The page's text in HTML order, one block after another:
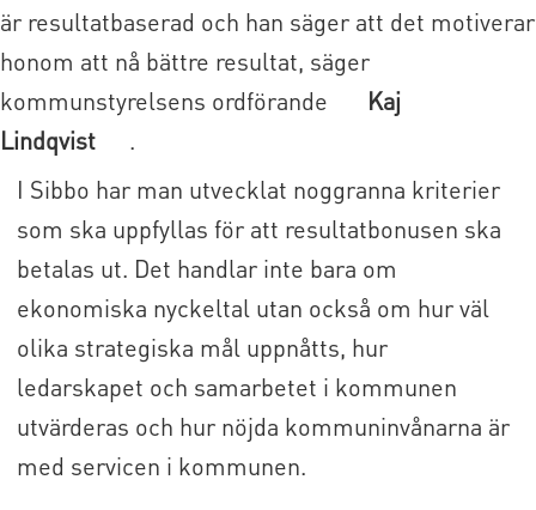
är resultatbaserad och han säger att det motiverar
honom att nå bättre resultat, säger
kommunstyrelsens ordförande
Kaj
Lindqvist
.
I Sibbo har man utvecklat noggranna kriterier
som ska uppfyllas för att resultatbonusen ska
betalas ut. Det handlar inte bara om
ekonomiska nyckeltal utan också om hur väl
olika strategiska mål uppnåtts, hur
ledarskapet och samarbetet i kommunen
utvärderas och hur nöjda kommuninvånarna är
med servicen i kommunen.